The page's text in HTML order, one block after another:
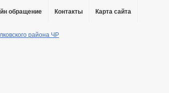
обращение Контакты Карта сайта